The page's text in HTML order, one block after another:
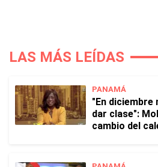
LAS MÁS LEÍDAS
PANAMÁ
"En diciembre
dar clase":
cambio del